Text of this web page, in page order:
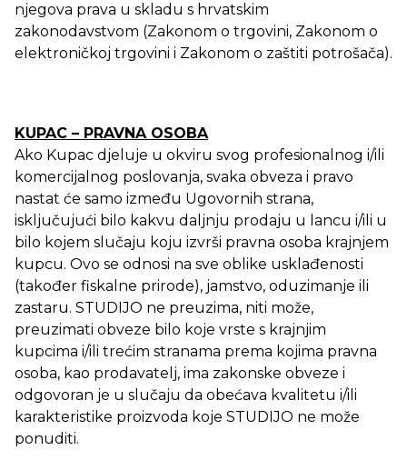
njegova prava u skladu s hrvatskim
zakonodavstvom (Zakonom o trgovini, Zakonom o
elektroničkoj trgovini i Zakonom o zaštiti potrošača).
KUPAC – PRAVNA OSOBA
Ako Kupac djeluje u okviru svog profesionalnog i/ili
komercijalnog poslovanja, svaka obveza i pravo
nastat će samo između Ugovornih strana,
isključujući bilo kakvu daljnju prodaju u lancu i/ili u
bilo kojem slučaju koju izvrši pravna osoba krajnjem
kupcu. Ovo se odnosi na sve oblike usklađenosti
(također fiskalne prirode), jamstvo, oduzimanje ili
zastaru. STUDIJO ne preuzima, niti može,
preuzimati obveze bilo koje vrste s krajnjim
kupcima i/ili trećim stranama prema kojima pravna
osoba, kao prodavatelj, ima zakonske obveze i
odgovoran je u slučaju da obećava kvalitetu i/ili
karakteristike proizvoda koje STUDIJO ne može
ponuditi.